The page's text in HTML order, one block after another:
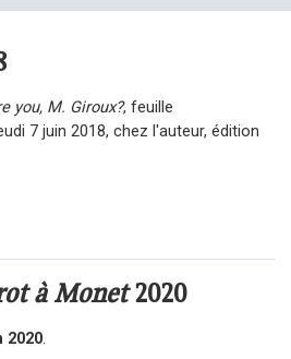
you, M. Giroux?, feuille
7 juin 2018, chez l'auteur, édition
à Monet2020
2020